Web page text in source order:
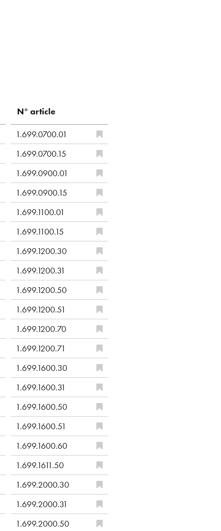
N° article
1.699.0700.01
1.699.0700.15
1.699.0900.01
1.699.0900.15
1.699.1100.01
1.699.1100.15
1.699.1200.30
1.699.1200.31
1.699.1200.50
1.699.1200.51
1.699.1200.70
1.699.1200.71
1.699.1600.30
1.699.1600.31
1.699.1600.50
1.699.1600.51
1.699.1600.60
1.699.1611.50
1.699.2000.30
1.699.2000.31
1.699.2000.50